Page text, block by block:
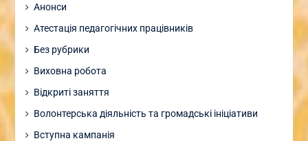
Анонси
Атестація педагогічних працівників
Без рубрики
Виховна робота
Відкриті заняття
Волонтерська діяльність та громадські ініціативи
Вступна кампанія